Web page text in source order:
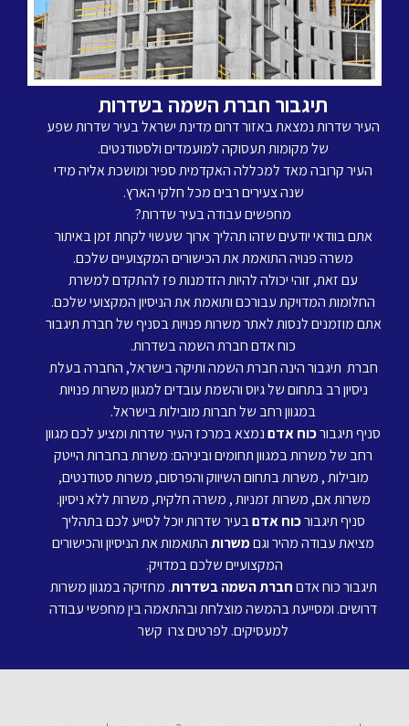
תיגבור חברת השמה בשדרות
העיר שדרות נמצאת באזור דרום מדינת ישראל בעיר שדרות שפע
של מקומות תעסוקה למועמדים ולסטודנטים.
העיר קרובה מאד למכללה האקדמית ספיר ומושכת אליה מידי
שנה צעירים רבים מכל חלקי הארץ.
מחפשים עבודה בעיר שדרות?
אתם בוודאי יודעים שזהו תהליך ארוך שעשוי לקחת זמן באיתור
משרה פנויה התואמת את הכישורים המקצועיים שלכם.
עם זאת, זוהי יכולה להיות הזדמנות פז להתקדם למשרת
החלומות המדויקת עבורכם ותואמת את הניסיון המקצועי שלכם.
אתם מוזמנים לנסות לאתר משרות פנויות בסניף של חברת תיגבור
כוח אדם חברת השמה בשדרות.
חברת תיגבור הינה חברת השמה ותיקה בישראל, החברה בעלת
ניסיון רב בתחום של גיוס והשמת עובדים למגוון משרות פנויות
במגוון רחב של חברות מובילות בישראל.
סניף תיגבורכוח אדםנמצא במרכז העיר שדרות ומציע לכם מגוון
רחב של משרות במגוון תחומים וביניהם: משרות בחברות הייטק
מובילות , משרות בתחום השיווק והפרסום, משרות סטודנטים,
משרות אם, משרות זמניות , משרה חלקית, משרות ללא ניסיון.
סניף תיגבורכוח אדםבעיר שדרות יוכל לסייע לכם בתהליך
מציאת עבודה מהיר וגםמשרותהתואמות את הניסיון והכישורים
המקצועיים שלכם במדויק.
תיגבור כוח אדםחברת השמה בשדרות. מחזיקה במגוון משרות
דרושים. ומסייעת בהמשה מוצלחת ובהתאמה בין מחפשי עבודה
למעסיקים. לפרטים צרו קשר